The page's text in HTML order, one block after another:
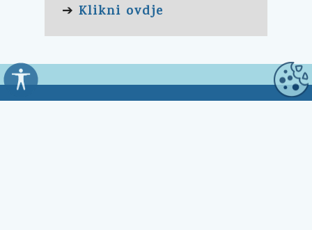
➔ Klikni ovdje